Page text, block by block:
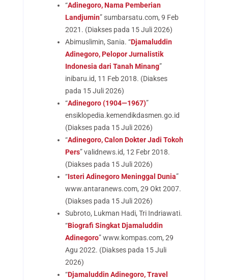
“Adinegoro, Nama Pemberian
Landjumin” sumbarsatu.com, 9 Feb
2021. (Diakses pada 15 Juli 2026)
Abimuslimin, Sania. “Djamaluddin
Adinegoro, Pelopor Jurnalistik
Indonesia dari Tanah Minang”
inibaru.id, 11 Feb 2018. (Diakses
pada 15 Juli 2026)
“Adinegoro (1904—1967)”
ensiklopedia.kemendikdasmen.go.id
(Diakses pada 15 Juli 2026)
“Adinegoro, Calon Dokter Jadi Tokoh
Pers” validnews.id, 12 Febr 2018.
(Diakses pada 15 Juli 2026)
“Isteri Adinegoro Meninggal Dunia”
www.antaranews.com, 29 Okt 2007.
(Diakses pada 15 Juli 2026)
Subroto, Lukman Hadi, Tri Indriawati.
“Biografi Singkat Djamaluddin
Adinegoro” www.kompas.com, 29
Agu 2022. (Diakses pada 15 Juli
2026)
“Djamaluddin Adinegoro, Travel